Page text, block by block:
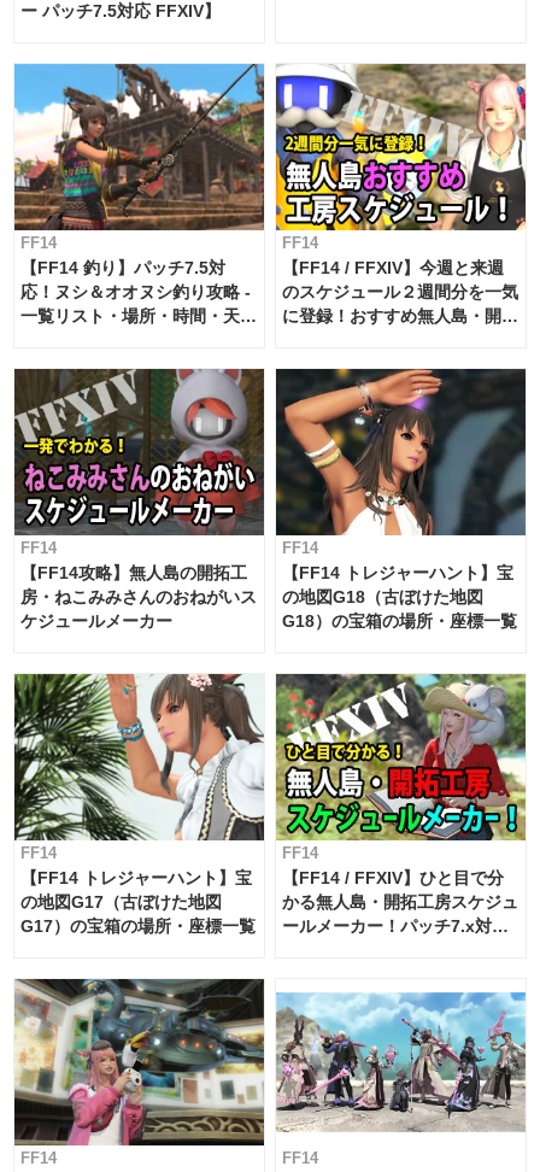
ー パッチ7.5対応 FFXIV】
FF14
【FF14 釣り】パッチ7.5対
応！ヌシ＆オオヌシ釣り攻略 -
一覧リスト・場所・時間・天
FF14
【FF14 / FFXIV】今週と来週
のスケジュール２週間分を一気
に登録！おすすめ無人島・開拓
対応 / 毎週更新中】
FF14
【FF14攻略】無人島の開拓工
房・ねこみみさんのおねがいス
ケジュールメーカー
FF14
【FF14 トレジャーハント】宝
の地図G18（古ぼけた地図
G18）の宝箱の場所・座標一覧
FF14
【FF14 トレジャーハント】宝
の地図G17（古ぼけた地図
G17）の宝箱の場所・座標一覧
FF14
【FF14 / FFXIV】ひと目で分
かる無人島・開拓工房スケジュ
ールメーカー！パッチ7.x対応
FF14 FF14